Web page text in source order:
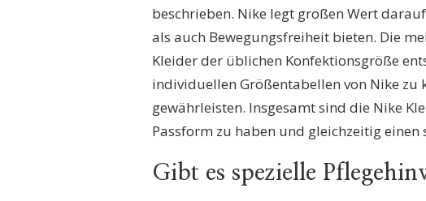
beschrieben. Nike legt großen Wert
als auch Bewegungsfreiheit bieten. Die
Kleider der üblichen Konfektionsgröße
individuellen Größentabellen von Nike zu
gewährleisten. Insgesamt sind die Nike
Passform zu haben und gleichzeitig
Gibt es spezielle